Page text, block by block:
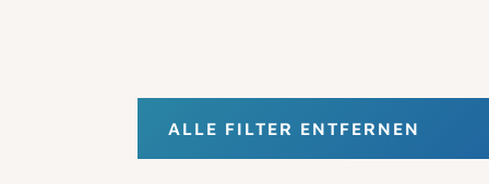
ALLE FILTER ENTFERNEN